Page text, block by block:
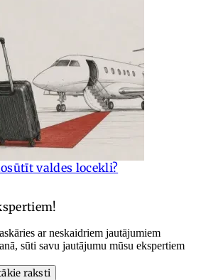
valdes locekli?
ar neskaidriem jautājumiem
sūti savu jautājumu mūsu ekspertiem
raksti